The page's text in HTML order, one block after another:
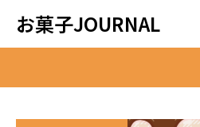
お菓子JOURNAL